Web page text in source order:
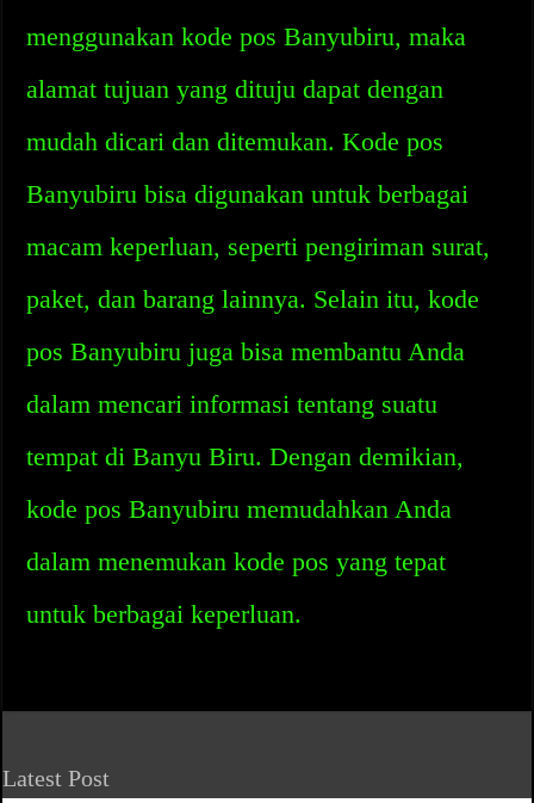
menggunakan kode pos Banyubiru, maka
alamat tujuan yang dituju dapat dengan
mudah dicari dan ditemukan. Kode pos
Banyubiru bisa digunakan untuk berbagai
macam keperluan, seperti pengiriman surat,
paket, dan barang lainnya. Selain itu, kode
pos Banyubiru juga bisa membantu Anda
dalam mencari informasi tentang suatu
tempat di Banyu Biru. Dengan demikian,
kode pos Banyubiru memudahkan Anda
dalam menemukan kode pos yang tepat
untuk berbagai keperluan.
Latest Post